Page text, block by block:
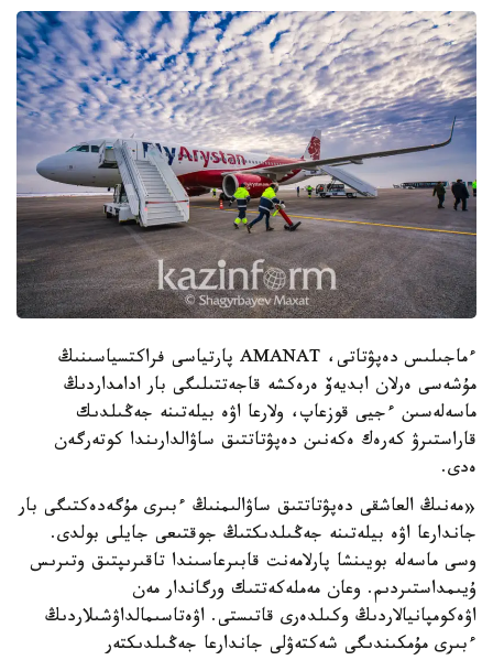
ءماجىلىس دەپۋتاتى، AMANAT پارتياسى فراكتسياسىنىڭ
مۇشەسى ەرلان ابديەۆ ەرەكشە قاجەتتىلىگى بار ادامداردىڭ
ماسەلەسىن ءجيى قوزعاپ، ولارعا اۋە بيلەتىنە جەڭىلدىك
قاراستىرۋ كەرەك ەكەنىن دەپۋتاتتىق ساۋالدارىندا كوتەرگەن
ەدى.
«مەنىڭ العاشقى دەپۋتاتتىق ساۋالىمنىڭ ءبىرى مۇگەدەكتىگى بار
جاندارعا اۋە بيلەتىنە جەڭىلدىكتىڭ جوقتىعى جايلى بولدى.
وسى ماسەلە بويىنشا پارلامەنت قابىرعاسىندا تاقىرىپتىق وتىرىس
ۇيىمداستىردىم. وعان مەملەكەتتىك ورگاندار مەن
اۋەكومپانيالاردىڭ وكىلدەرى قاتىستى. اۋەتاسىمالداۋشىلاردىڭ
ءبىرى مۇمكىندىگى شەكتەۋلى جاندارعا جەڭىلدىكتەر